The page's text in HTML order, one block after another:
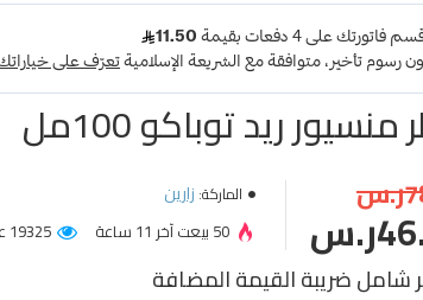
ريد توباكو 100مل
شامل ضريبة القيمة المضافة
الماركة: زارين
50 بيعت آخر 11 ساعة 19325 عميل شاهد المنتج!